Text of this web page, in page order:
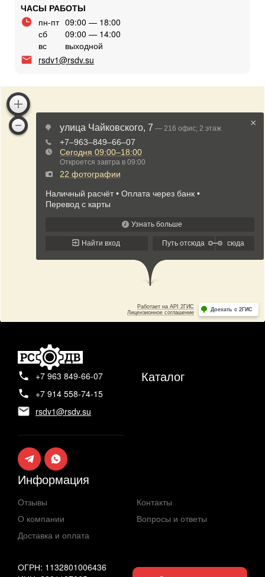
ЧАСЫ РАБОТЫ
пн-пт 09:00 — 18:00
сб
09:00 — 14:00
вс
выходной
rsdv1@rsdv.su
ОГРН: 1132801006436
+7 963 849-66-07
+7 914 558-74-15
rsdv1@rsdv.su
Каталог
Информация
Отзывы
О компании
Доставка и оплата
Контакты
Вопросы и ответы